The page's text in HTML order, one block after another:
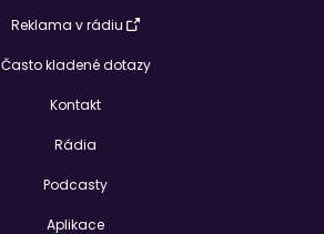
Reklama v rádiu
Často kladené dotazy
Kontakt
Rádia
Podcasty
Aplikace